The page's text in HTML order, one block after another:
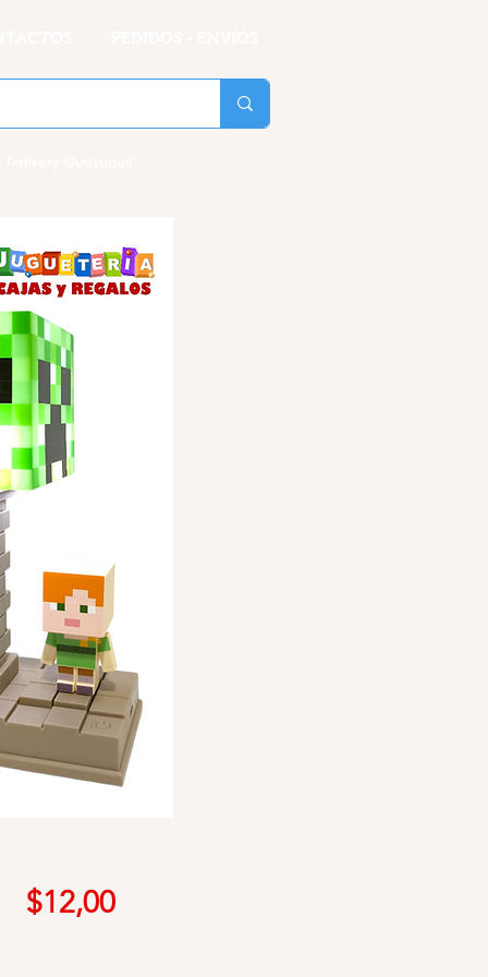
$12,00Precio